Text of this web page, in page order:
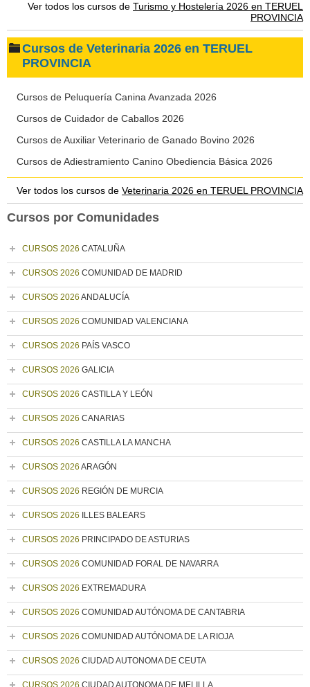
Ver todos los cursos de Turismo y Hostelería 2026 en TERUEL
PROVINCIA
Cursos de Veterinaria 2026 en TERUEL
PROVINCIA
Cursos de Peluquería Canina Avanzada 2026
Cursos de Cuidador de Caballos 2026
Cursos de Auxiliar Veterinario de Ganado Bovino 2026
Cursos de Adiestramiento Canino Obediencia Básica 2026
Ver todos los cursos de Veterinaria 2026 en TERUEL PROVINCIA
Cursos por Comunidades
CURSOS 2026 CATALUÑA
CURSOS 2026 COMUNIDAD DE MADRID
CURSOS 2026 ANDALUCÍA
CURSOS 2026 COMUNIDAD VALENCIANA
CURSOS 2026 PAÍS VASCO
CURSOS 2026 GALICIA
CURSOS 2026 CASTILLA Y LEÓN
CURSOS 2026 CANARIAS
CURSOS 2026 CASTILLA LA MANCHA
CURSOS 2026 ARAGÓN
CURSOS 2026 REGIÓN DE MURCIA
CURSOS 2026 ILLES BALEARS
CURSOS 2026 PRINCIPADO DE ASTURIAS
CURSOS 2026 COMUNIDAD FORAL DE NAVARRA
CURSOS 2026 EXTREMADURA
CURSOS 2026 COMUNIDAD AUTÓNOMA DE CANTABRIA
CURSOS 2026 COMUNIDAD AUTÓNOMA DE LA RIOJA
CURSOS 2026 CIUDAD AUTONOMA DE CEUTA
CURSOS 2026 CIUDAD AUTONOMA DE MELILLA